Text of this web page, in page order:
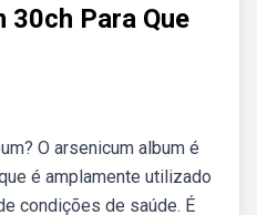
30ch Para Que
O arsenicum album é
é amplamente utilizado
condições de saúde. É